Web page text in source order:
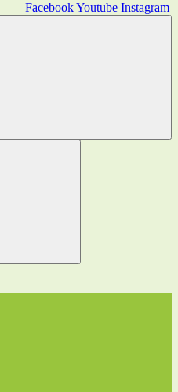
FacebookYoutube Instagram